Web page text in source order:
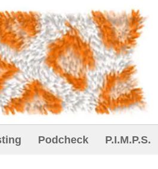
Podcheck P.I.M.P.S.